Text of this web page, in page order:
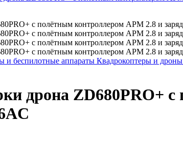
и беспилотные аппараты Квадрокоптеры и дроны
дрона ZD680PRO+